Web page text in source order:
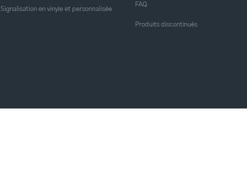
Signalisation en vinyle et personnalisée
FAQ
Produits discontinués